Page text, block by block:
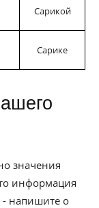
Сарикой
Сарике
значения
информация
- напишите о